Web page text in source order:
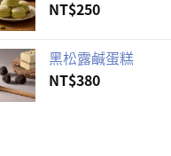
NT$250
黑松露鹹蛋糕
NT$380